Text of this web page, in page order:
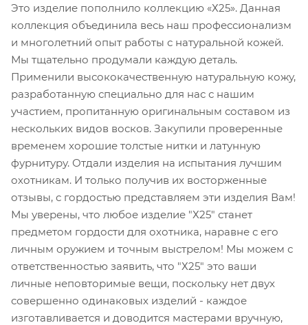
Это изделие пополнило коллекцию «Х25». Данная
коллекция объединила весь наш профессионализм
и многолетний опыт работы с натуральной кожей.
Мы тщательно продумали каждую деталь.
Применили высококачественную натуральную кожу,
разработанную специально для нас с нашим
участием, пропитанную оригинальным составом из
нескольких видов восков. Закупили проверенные
временем хорошие толстые нитки и латунную
фурнитуру. Отдали изделия на испытания лучшим
охотникам. И только получив их восторженные
отзывы, с гордостью представляем эти изделия Вам!
Мы уверены, что любое изделие "Х25" станет
предметом гордости для охотника, наравне с его
личным оружием и точным выстрелом! Мы можем с
ответственностью заявить, что "Х25" это ваши
личные неповторимые вещи, поскольку нет двух
совершенно одинаковых изделий - каждое
изготавливается и доводится мастерами вручную,